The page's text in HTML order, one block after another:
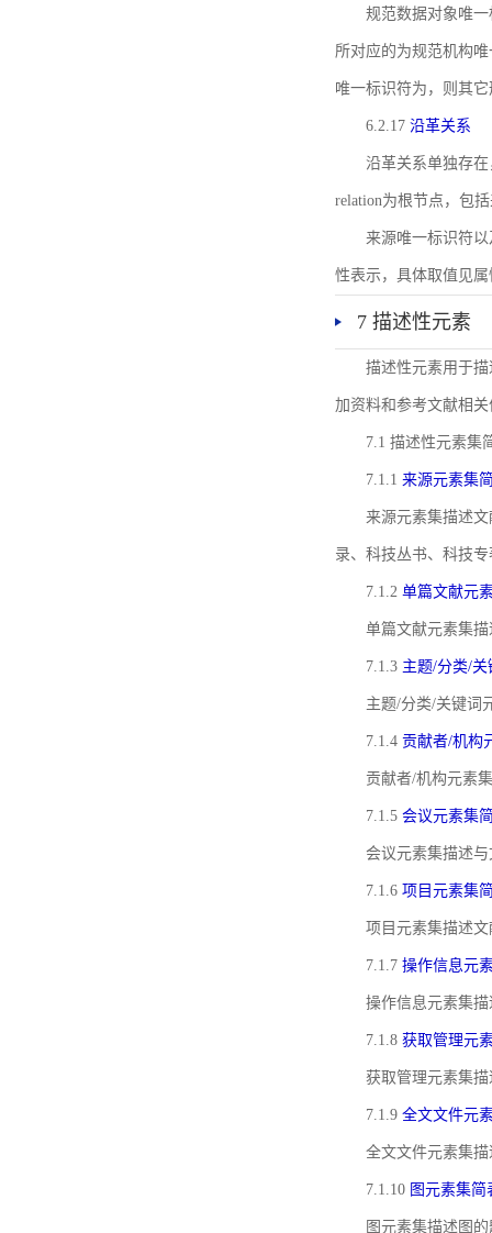
规范数据对象唯一
所对应的为规范机构
唯一标识符为，则其
6.2.17 沿革关系
沿革关系单独存
relation为根节点，包
来源唯一标识符以
性表示，具体取值见属
7 描述性元素
描述性元素用于
加资料和参考文献相
7.1 描述性元素集
7.1.1 来源元素集
来源元素集描述
录、科技丛书、科技
7.1.2 单篇文献元
单篇文献元素集
7.1.3 主题/分类/
主题/分类/关键词
7.1.4 贡献者/机构
贡献者/机构元素
7.1.5 会议元素集
会议元素集描述
7.1.6 项目元素集
项目元素集描述
7.1.7 操作信息元
操作信息元素集
7.1.8 获取管理元
获取管理元素集
7.1.9 全文文件元
全文文件元素集
7.1.10 图元素集简
图元素集描述图